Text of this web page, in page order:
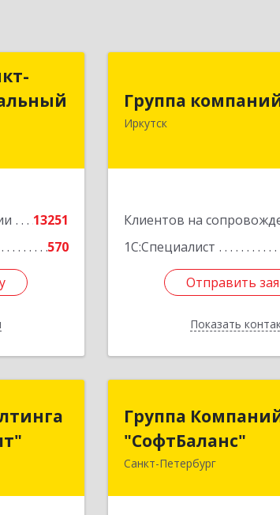
13251
570
Группа
Иркутск
Клиентов на
1С:Специалист
Отправить
Показать
664007, Иркутская
Ямская ул, дом № 1,
Отправить
Назад
дом №
Группа
"СофтБаланс"
Санкт-Петербург
Группа
195112, Санкт-Петербург